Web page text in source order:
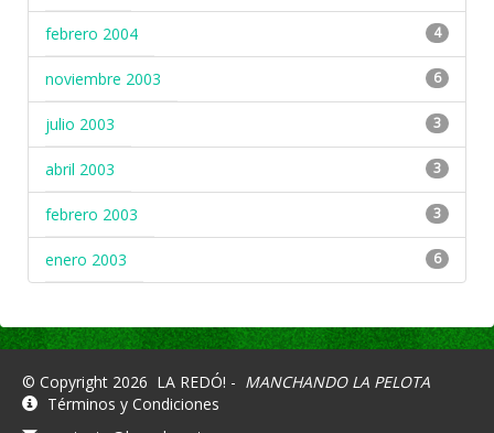
febrero 2004 4
noviembre 2003 6
julio 2003 3
abril 2003 3
febrero 2003 3
enero 2003 6
© Copyright 2026 LA REDÓ! - MANCHANDO LA PELOTA
Términos y Condiciones